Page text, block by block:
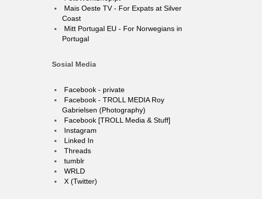
Mais Oeste TV - For Expats at Silver
Coast
Mitt Portugal EU - For Norwegians in
Portugal
Sosial Media
Facebook - private
Facebook - TROLL MEDIA Roy
Gabrielsen (Photography)
Facebook [TROLL Media & Stuff]
Instagram
Linked In
Threads
tumblr
WRLD
X (Twitter)